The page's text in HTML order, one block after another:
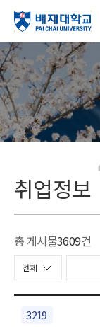
취업정보
총 게시물3609건
3219